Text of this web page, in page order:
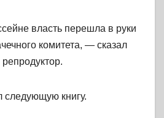
власть перешла в руки
комитета, — сказал
следующую книгу.